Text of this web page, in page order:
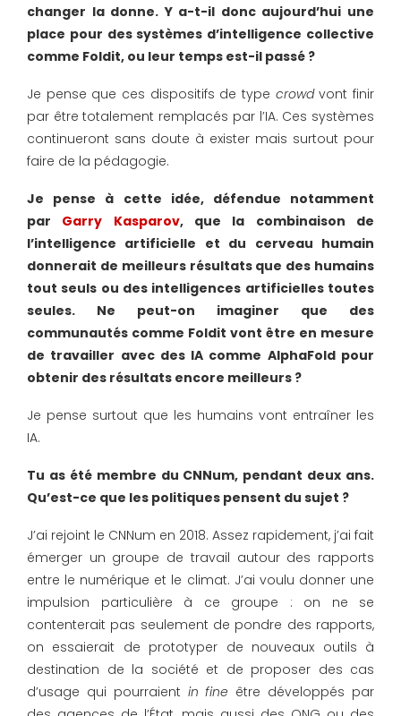
changer la donne. Y a-t-il donc aujourd’hui une
place pour des systèmes d’intelligence collective
comme Foldit, ou leur temps est-il passé ?
Je pense que ces dispositifs de type crowdvont finir
par être totalement remplacés par l’IA. Ces systèmes
continueront sans doute à exister mais surtout pour
faire de la pédagogie.
Je pense à cette idée, défendue notamment
par Garry Kasparov, que la combinaison de
l’intelligence artificielle et du cerveau humain
donnerait de meilleurs résultats que des humains
tout seuls ou des intelligences artificielles toutes
seules. Ne peut-on imaginer que des
communautés comme Foldit vont être en mesure
de travailler avec des IA comme AlphaFold pour
obtenir des résultats encore meilleurs ?
Je pense surtout que les humains vont entraîner les
IA.
Tu as été membre du CNNum, pendant deux ans.
Qu’est-ce que les politiques pensent du sujet ?
J’ai rejoint le CNNum en 2018. Assez rapidement, j’ai fait
émerger un groupe de travail autour des rapports
entre le numérique et le climat. J’ai voulu donner une
impulsion particulière à ce groupe : on ne se
contenterait pas seulement de pondre des rapports,
on essaierait de prototyper de nouveaux outils à
destination de la société et de proposer des cas
d’usage qui pourraient in fine être développés par